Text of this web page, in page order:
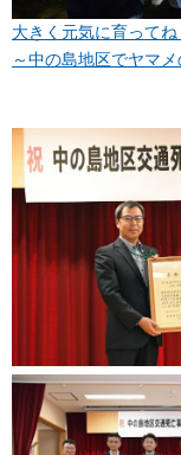
大きく元気に育ってね
～中の島地区でヤマ